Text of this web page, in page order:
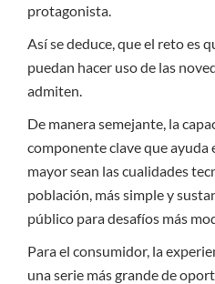
protagonista.
Así se deduce, que el reto es
puedan hacer uso de las
admiten.
De manera semejante, la
componente clave que ayuda
mayor sean las cualidades
población, más simple y
público para desafíos más
Para el consumidor, la
una serie más grande de